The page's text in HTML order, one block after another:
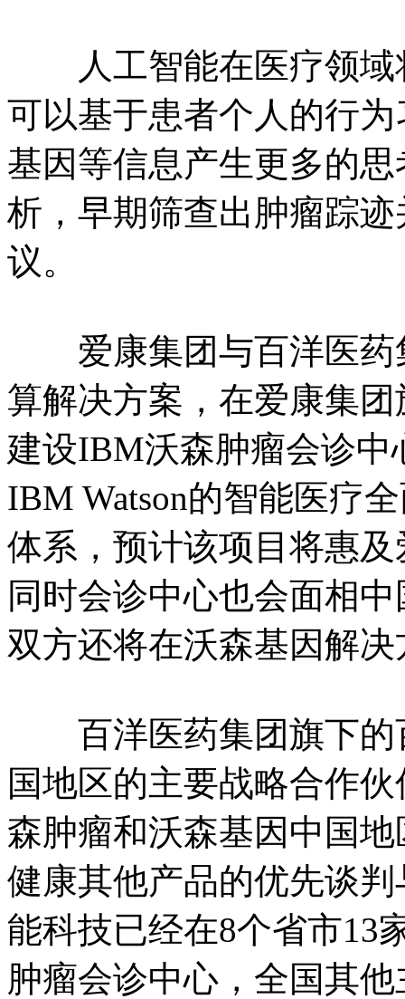
人工智能在医疗领域
可以基于患者个人的行
基因等信息产生更多的
析，早期筛查出肿瘤踪
议。
爱康集团与百洋医药
算解决方案，在爱康集
建设IBM沃森肿瘤会诊
IBM Watson的智能医疗
体系，预计该项目将惠
同时会诊中心也会面相
双方还将在沃森基因解
百洋医药集团旗下的
国地区的主要战略合作
森肿瘤和沃森基因中国
健康其他产品的优先谈
能科技已经在8个省市13
肿瘤会诊中心，全国其